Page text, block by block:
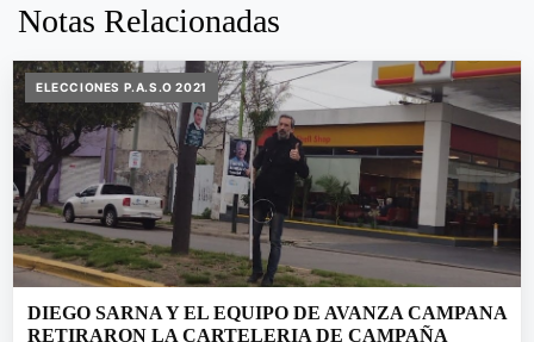
Notas Relacionadas
ELECCIONES P.A.S.O 2021
DIEGO SARNA Y EL EQUIPO DE AVANZA CAMPANA
RETIRARON LA CARTELERIA DE CAMPAÑA